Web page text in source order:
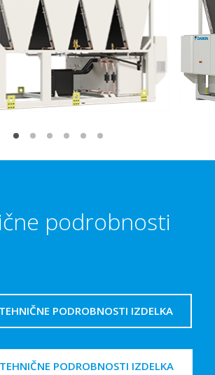
podrobnosti
PODROBNOSTI IZDELKA
PODROBNOSTI IZDELKA